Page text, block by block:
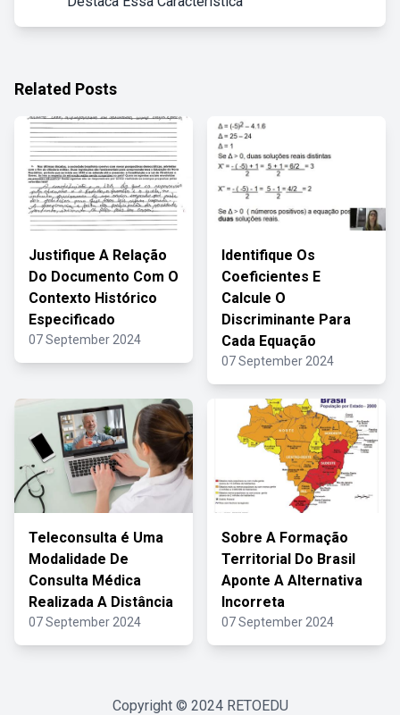
Related Posts
Justifique A Relação
Do Documento Com O
Contexto Histórico
Especificado
07 September 2024
Identifique Os
Coeficientes E
Calcule O
Discriminante Para
Cada Equação
07 September 2024
Teleconsulta é Uma
Modalidade De
Consulta Médica
Realizada A Distância
07 September 2024
Sobre A Formação
Territorial Do Brasil
Aponte A Alternativa
Incorreta
07 September 2024
Copyright © 2024 RETOEDU